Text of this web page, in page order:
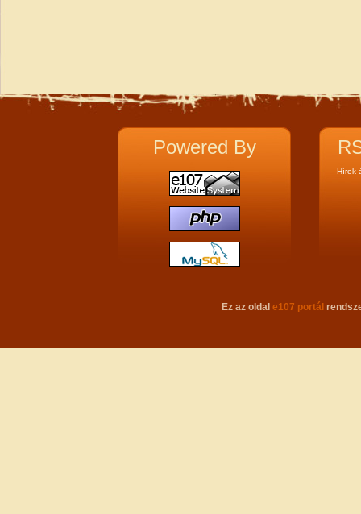
Powered By
Hírek
Ez az oldal e107 portál